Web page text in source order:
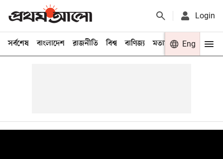
Login
সর্বশেষ বাংলাদেশ রাজনীতি বিশ্ব বাণিজ্য মতামত খেলা
Eng